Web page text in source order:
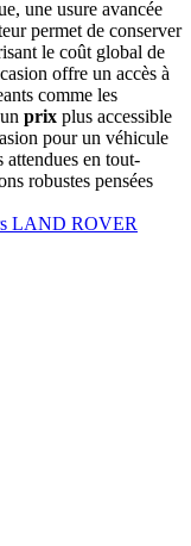
une usure avancée
permet de conserver
le coût global de
offre un accès à
comme les
prix plus accessible
pour un véhicule
attendues en tout-
robustes pensées
LAND ROVER